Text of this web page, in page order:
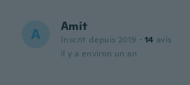
A Amit
Inscrit depuis 2019 · 14 avis
il y a environ un an